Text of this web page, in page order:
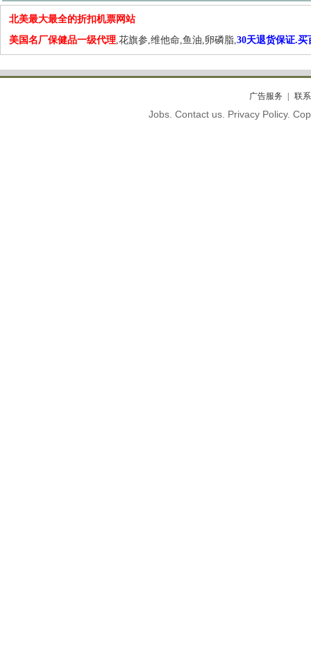
北美最大最全的折扣机票网站
美国名厂保健品一级代理,花旗参,维他命,鱼油,卵磷脂,30天退货保证.买
广告服务 联
Jobs. Contact us. Privacy Policy.